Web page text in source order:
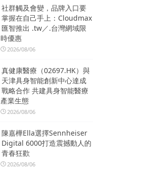
社群觸及會變，品牌入口要
掌握在自己手上：Cloudmax
匯智推出 .tw／.台灣網域限
時優惠
2026/08/06
真健康醫療（02697.HK）與
天津具身智能創新中心達成
戰略合作 共建具身智能醫療
產業生態
2026/08/06
陳嘉樺Ella選擇Sennheiser
Digital 6000打造震撼動人的
青春狂歡
2026/08/06